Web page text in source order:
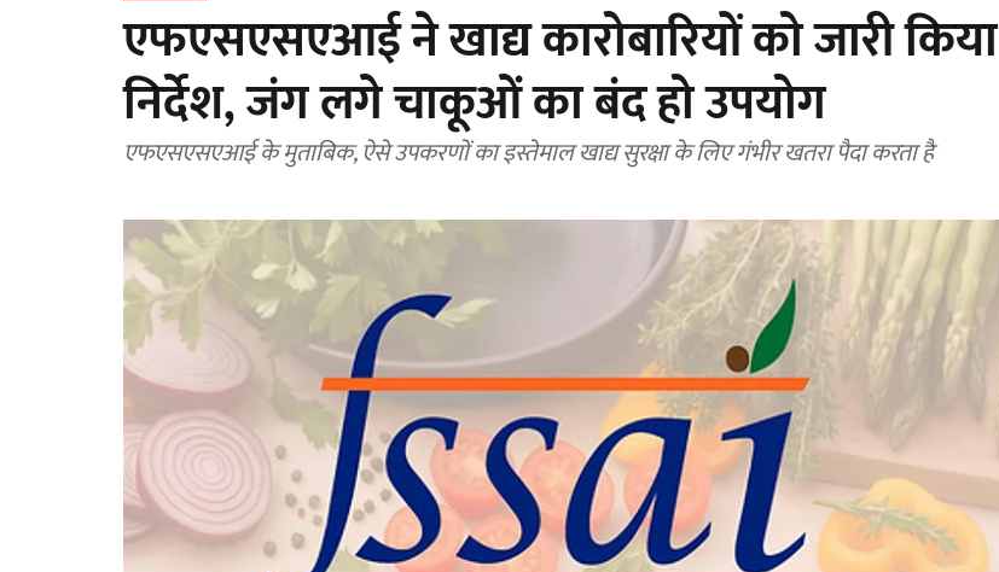
एफएसएसएआई ने खाद्य कारोबारियों को जारी किया
निर्देश, जंग लगे चाकूओं का बंद हो उपयोग
एफएसएसएआई के मुताबिक, ऐसे उपकरणों का इस्तेमाल खाद्य सुरक्षा के लिए गंभीर खतरा पैदा करता है